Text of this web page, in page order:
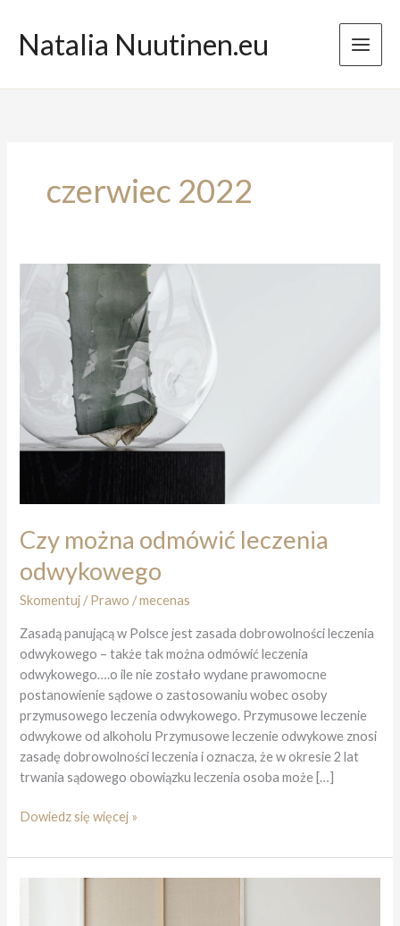
treściNatalia Nuutinen.eu
czerwiec 2022
Czy można odmówić leczenia
odwykowego
Skomentuj /Prawo /mecenas
Zasadą panującą w Polsce jest zasada dobrowolności leczenia
odwykowego – także tak można odmówić leczenia
odwykowego….o ile nie zostało wydane prawomocne
postanowienie sądowe o zastosowaniu wobec osoby
przymusowego leczenia odwykowego. Przymusowe leczenie
odwykowe od alkoholu Przymusowe leczenie odwykowe znosi
zasadę dobrowolności leczenia i oznacza, że w okresie 2 lat
trwania sądowego obowiązku leczenia osoba może […]
Czy
odmówić
leczenia
Dowiedz się więcej »